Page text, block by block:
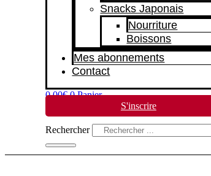
Snacks Japonais
Nourriture
Boissons
Mes abonnements
Contact
0,00€ 0 Panier
S'inscrire
Rechercher